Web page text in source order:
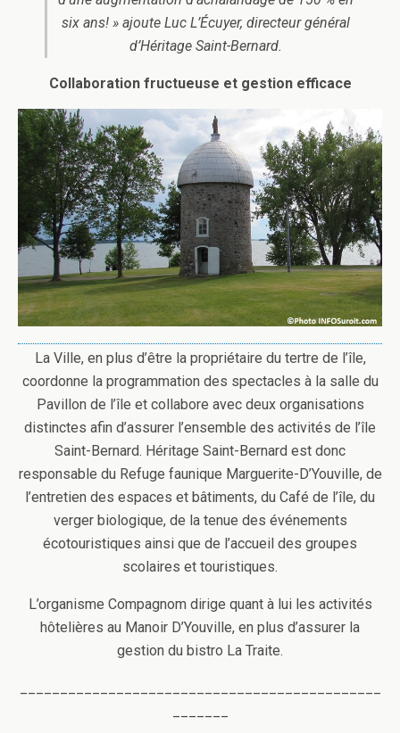
six ans! » ajoute Luc L’Écuyer, directeur général
d’Héritage Saint-Bernard.
Collaboration fructueuse et gestion efficace
La Ville, en plus d’être la propriétaire du tertre de l’île,
coordonne la programmation des spectacles à la salle du
Pavillon de l’île et collabore avec deux organisations
distinctes afin d’assurer l’ensemble des activités de l’île
Saint-Bernard. Héritage Saint-Bernard est donc
responsable du Refuge faunique Marguerite-D’Youville, de
l’entretien des espaces et bâtiments, du Café de l’île, du
verger biologique, de la tenue des événements
écotouristiques ainsi que de l’accueil des groupes
scolaires et touristiques.
L’organisme Compagnom dirige quant à lui les activités
hôtelières au Manoir D’Youville, en plus d’assurer la
gestion du bistro La Traite.